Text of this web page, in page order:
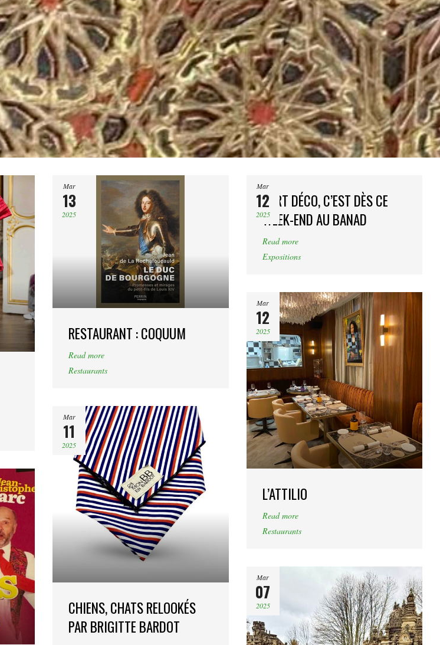
Mar
13
2025
RESTAURANT : COQUUM
Read more
Restaurants
Mar
12
2025
L’ART DÉCO, C’EST DÈS CE
WEEK-END AU BANAD
Read more
Expositions
Mar
12
2025
L’ATTILIO
Read more
Restaurants
Mar
11
2025
CHIENS, CHATS RELOOKÉS
PAR BRIGITTE BARDOT
Mar
07
2025